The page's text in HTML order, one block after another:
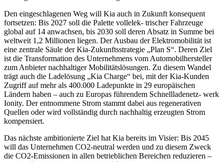
Den eingeschlagenen Weg will Kia auch in Zukunft konsequent
fortsetzen: Bis 2027 soll die Palette vollelek- trischer Fahrzeuge
global auf 14 anwachsen, bis 2030 soll deren Absatz in Summe bei
weltweit 1,2 Millionen liegen. Der Ausbau der Elektromobilität ist
eine zentrale Säule der Kia-Zukunftsstrategie „Plan S“. Deren Ziel
ist die Transformation des Unternehmens vom Automobilhersteller
zum Anbieter nachhaltiger Mobilitätslösungen. Zu diesem Wandel
trägt auch die Ladelösung „Kia Charge“ bei, mit der Kia-Kunden
Zugriff auf mehr als 400.000 Ladepunkte in 29 europäischen
Ländern haben – auch zu Europas führendem Schnellladenetz- werk
Ionity. Der entnommene Strom stammt dabei aus regenerativen
Quellen oder wird vollständig durch nachhaltig erzeugten Strom
kompensiert.
Das nächste ambitionierte Ziel hat Kia bereits im Visier: Bis 2045
will das Unternehmen CO2-neutral werden und zu diesem Zweck
die CO2-Emissionen in allen betrieblichen Bereichen reduzieren –